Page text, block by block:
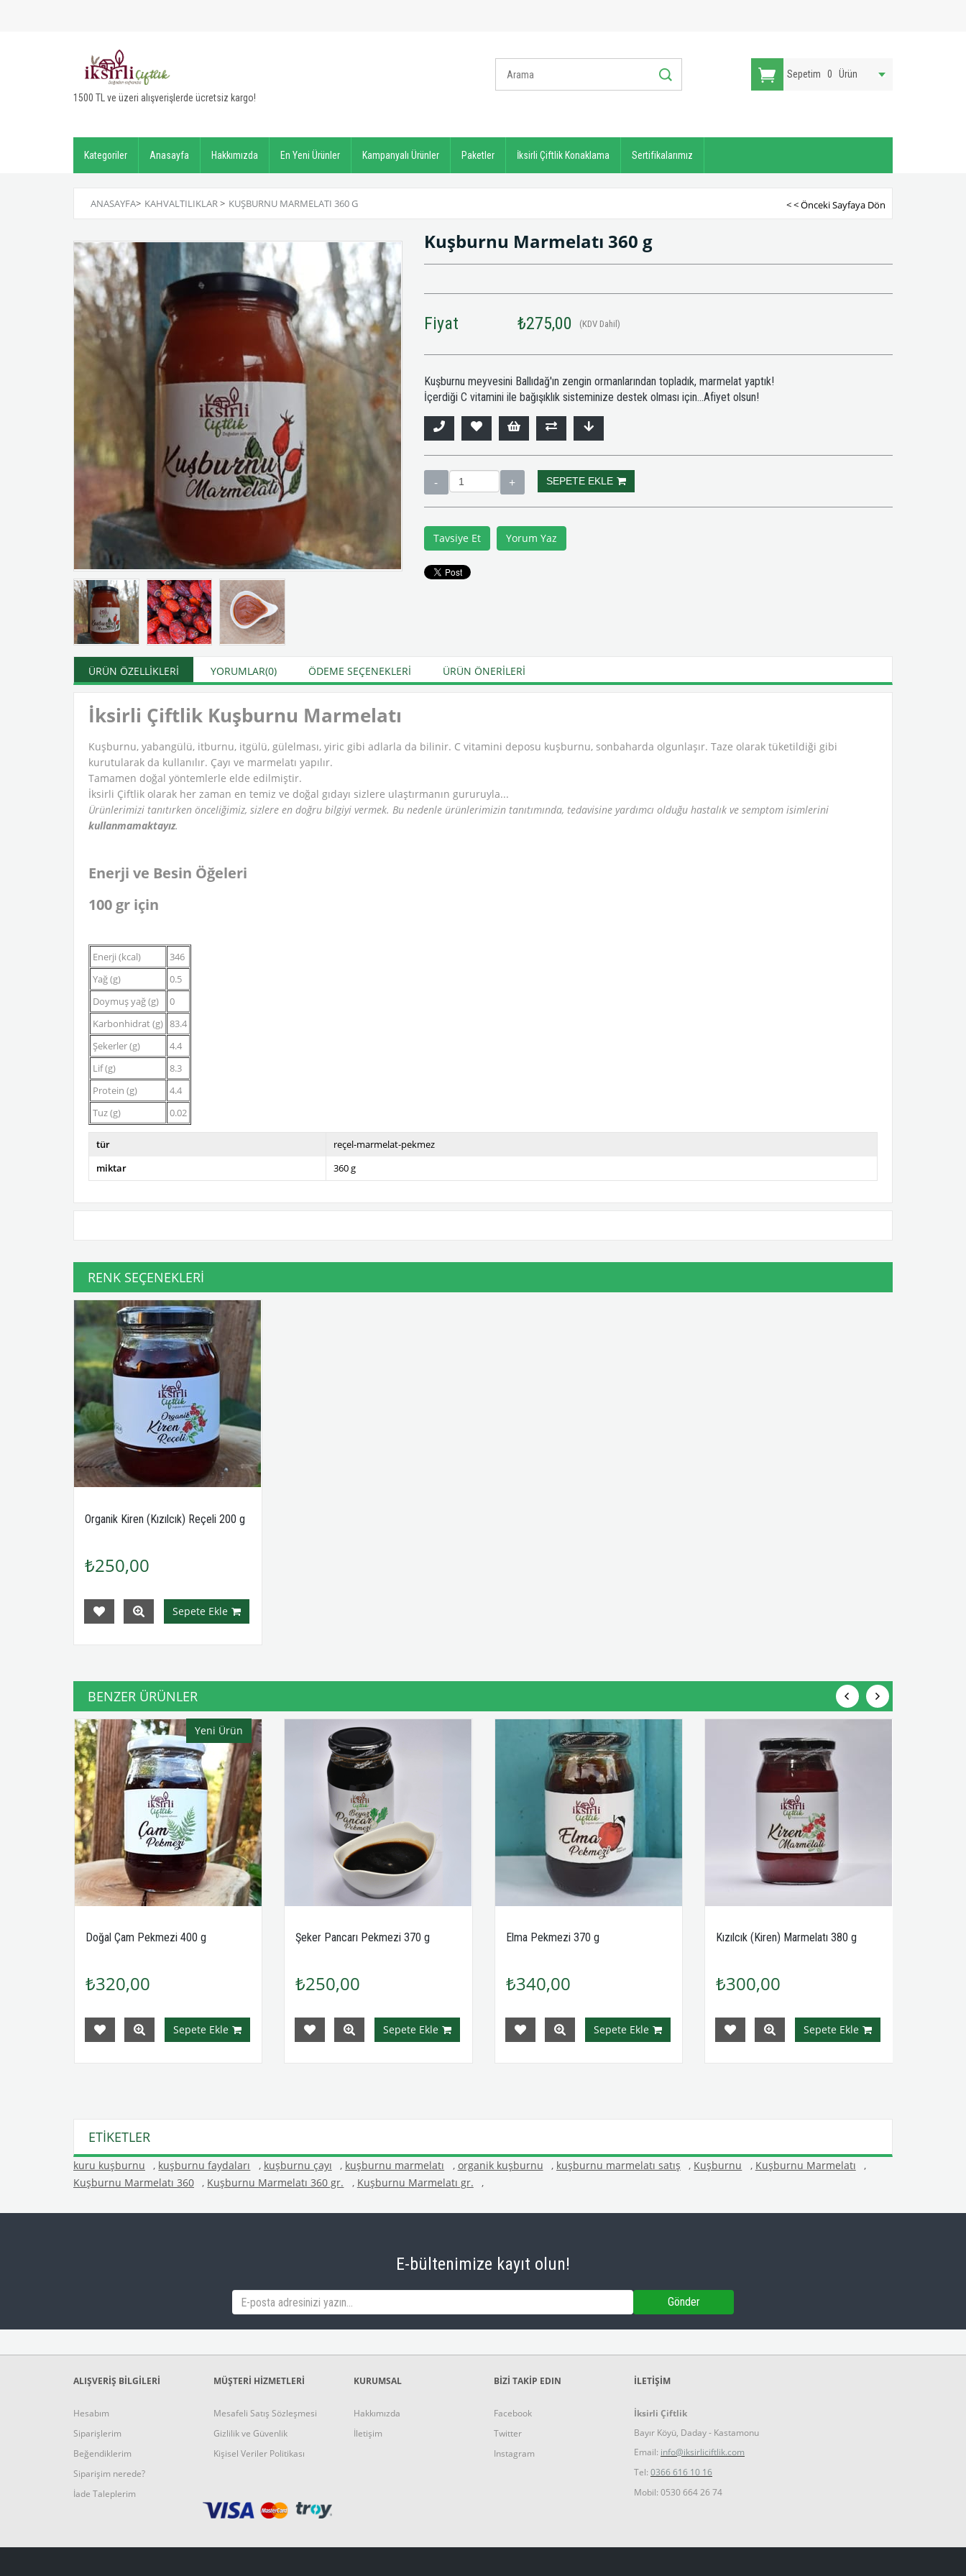
1500 TL ve üzeri alışverişlerde ücretsiz kargo!
Sepetim 0 Ürün
Kategoriler Anasayfa Hakkımızda En Yeni Ürünler Kampanyalı Ürünler Paketler İksirli Çiftlik Konaklama Sertifikalarımız
ANASAYFA> KAHVALTILIKLAR> KUŞBURNU MARMELATI 360 G < < Önceki Sayfaya Dön
Kuşburnu Marmelatı 360 g
Fiyat ₺275,00 (KDV Dahil)
Kuşburnu meyvesini Ballıdağ'ın zengin ormanlarından topladık, marmelat yaptık!
İçerdiği C vitamini ile bağışıklık sisteminize destek olması için...Afiyet olsun!
Tavsiye Et Yorum Yaz
ÜRÜN ÖZELLIKLERI YORUMLAR(0) ÖDEME SEÇENEKLERI ÜRÜN ÖNERILERI
İksirli Çiftlik Kuşburnu Marmelatı
Kuşburnu, yabangülü, itburnu, itgülü, gülelması, yiric gibi adlarla da bilinir. C vitamini deposu kuşburnu, sonbaharda olgunlaşır. Taze olarak tüketildiği gibi
kurutularak da kullanılır. Çayı ve marmelatı yapılır.
Tamamen doğal yöntemlerle elde edilmiştir.
İksirli Çiftlik olarak her zaman en temiz ve doğal gıdayı sizlere ulaştırmanın gururuyla...
Ürünlerimizi tanıtırken önceliğimiz, sizlere en doğru bilgiyi vermek. Bu nedenle ürünlerimizin tanıtımında, tedavisine yardımcı olduğu hastalık ve semptom isimlerini
kullanmamaktayız.
Enerji ve Besin Öğeleri
100 gr için
Enerji (kcal)
346
Yağ (g)
0.5
Doymuş yağ (g)
0
Karbonhidrat (g) 83.4
Şekerler (g)
4.4
Lif (g)
8.3
Protein (g)
4.4
Tuz (g)
0.02
tür
reçel-marmelat-pekmez
miktar
360 g
RENK SEÇENEKLERI
Organik Kiren (Kızılcık) Reçeli 200 g
₺250,00
Sepete Ekle
BENZER ÜRÜNLER
Doğal Çam Pekmezi 400 g
₺320,00
Sepete Ekle
Yeni Ürün
Şeker Pancarı Pekmezi 370 g
₺250,00
Sepete Ekle
Elma Pekmezi 370 g
₺340,00
Sepete Ekle
Kızılcık (Kiren) Marmelatı 380 g
₺300,00
Sepete Ekle
ETIKETLER
kuru kuşburnu , kuşburnu faydaları , kuşburnu çayı , kuşburnu marmelatı , organik kuşburnu , kuşburnu marmelatı satış , Kuşburnu , Kuşburnu Marmelatı
,
Kuşburnu Marmelatı 360 , Kuşburnu Marmelatı 360 gr. , Kuşburnu Marmelatı gr. ,
E-bültenimize kayıt olun!
Gönder
ALIŞVERİŞ BİLGİLERİ
Hesabım
Siparişlerim
Beğendiklerim
Siparişim nerede?
İade Taleplerim
MÜŞTERİ HİZMETLERİ
Mesafeli Satış Sözleşmesi
Gizlilik ve Güvenlik
Kişisel Veriler Politikası
KURUMSAL
Hakkımızda
İletişim
BİZİ TAKİP EDIN
Facebook
Twitter
Instagram
İLETİŞİM
İksirli Çiftlik
Bayır Köyü, Daday - Kastamonu
Email: info@iksirliciftlik.com
Tel: 0366 616 10 16
Mobil: 0530 664 26 74